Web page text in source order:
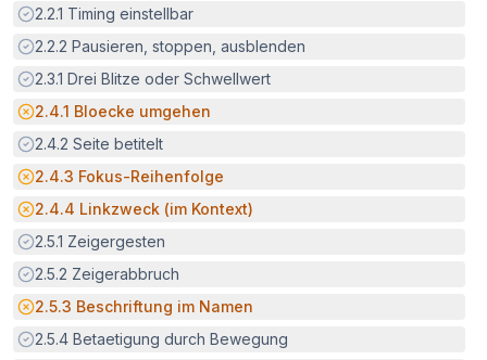
Erfüllt:
2.2.1 Timing einstellbar
Erfüllt:
2.2.2 Pausieren, stoppen, ausblenden
Erfüllt:
2.3.1 Drei Blitze oder Schwellwert
Potenzielle Barriere:
2.4.1 Bloecke umgehen
Erfüllt:
2.4.2 Seite betitelt
Potenzielle Barriere:
2.4.3 Fokus-Reihenfolge
Potenzielle Barriere:
2.4.4 Linkzweck (im Kontext)
Erfüllt:
2.5.1 Zeigergesten
Erfüllt:
2.5.2 Zeigerabbruch
Potenzielle Barriere:
2.5.3 Beschriftung im Namen
Erfüllt:
2.5.4 Betaetigung durch Bewegung